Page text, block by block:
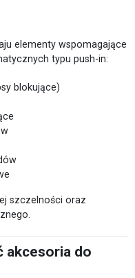
elementy wspomagające
typu push-in:
blokujące)
szczelności oraz
akcesoria do